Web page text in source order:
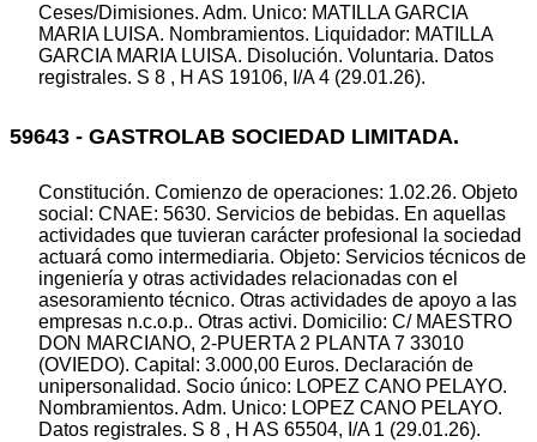
Ceses/Dimisiones. Adm. Unico: MATILLA GARCIA
MARIA LUISA. Nombramientos. Liquidador: MATILLA
GARCIA MARIA LUISA. Disolución. Voluntaria. Datos
registrales. S 8 , H AS 19106, I/A 4 (29.01.26).
59643 - GASTROLAB SOCIEDAD LIMITADA.
Constitución. Comienzo de operaciones: 1.02.26. Objeto
social: CNAE: 5630. Servicios de bebidas. En aquellas
actividades que tuvieran carácter profesional la sociedad
actuará como intermediaria. Objeto: Servicios técnicos de
ingeniería y otras actividades relacionadas con el
asesoramiento técnico. Otras actividades de apoyo a las
empresas n.c.o.p.. Otras activi. Domicilio: C/ MAESTRO
DON MARCIANO, 2-PUERTA 2 PLANTA 7 33010
(OVIEDO). Capital: 3.000,00 Euros. Declaración de
unipersonalidad. Socio único: LOPEZ CANO PELAYO.
Nombramientos. Adm. Unico: LOPEZ CANO PELAYO.
Datos registrales. S 8 , H AS 65504, I/A 1 (29.01.26).